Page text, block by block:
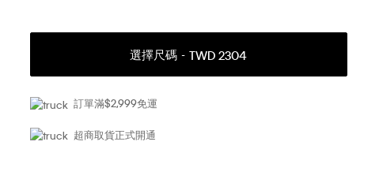
選擇尺碼 TWD 2304
訂單滿$2,999免運
超商取貨正式開通